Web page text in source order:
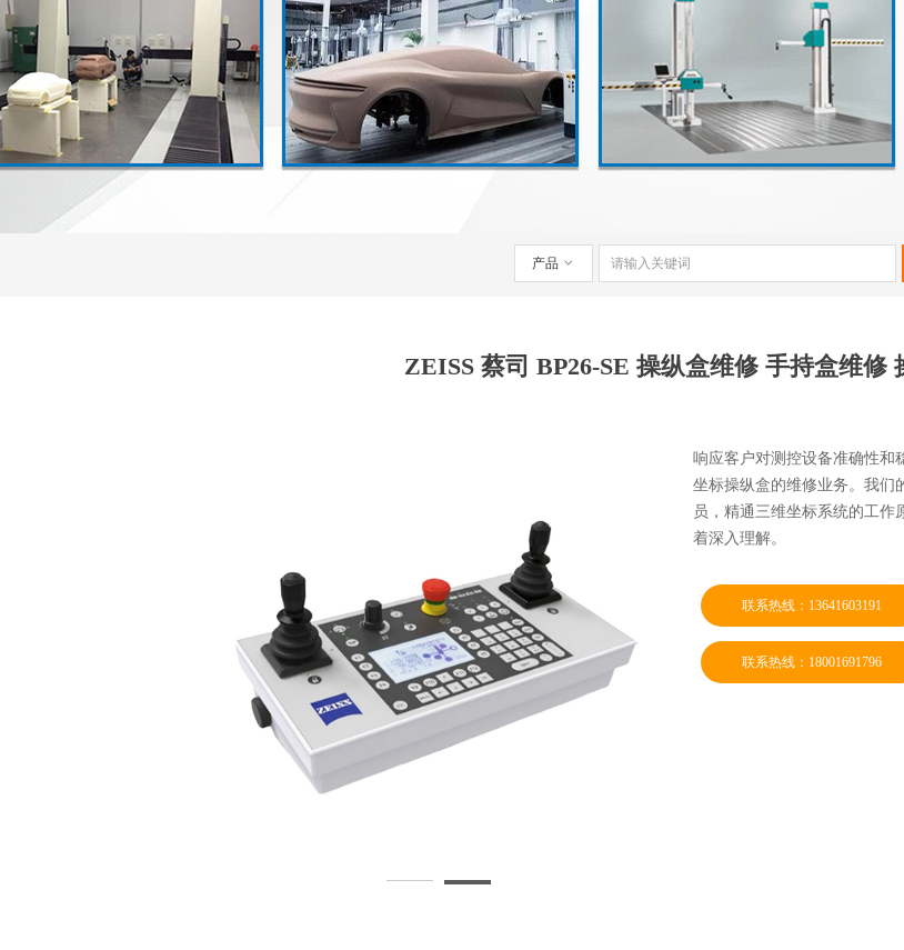
产品 ꀁ
ZEISS 蔡司 BP26-SE 操纵盒维修 手持盒维修
联系热线：13641603191
联系热线：18001691796
响应客户对测控设备准确性和
坐标操纵盒的维修业务。我们
员，精通三维坐标系统的工作
着深入理解。